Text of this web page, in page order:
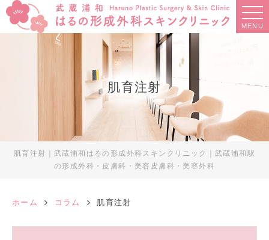
MENU
肌育注射
肌育注射｜武蔵浦和はるの形成外科スキンクリニック｜武蔵浦和駅
の形成外科・皮膚科・美容皮膚科・美容外科
ホーム コラム 肌育注射